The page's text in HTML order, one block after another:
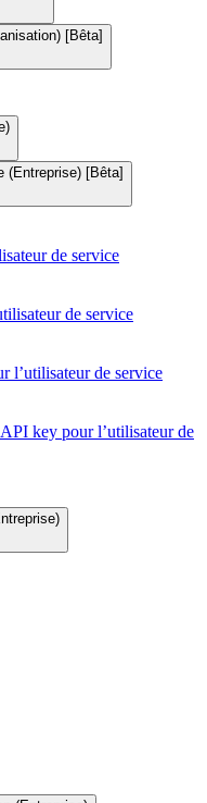
[Bêta]
(Entreprise) [Bêta]
de service
de service
l’utilisateur de service
key pour l’utilisateur de